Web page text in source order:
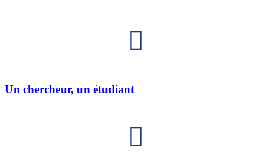
Un chercheur, un étudiant